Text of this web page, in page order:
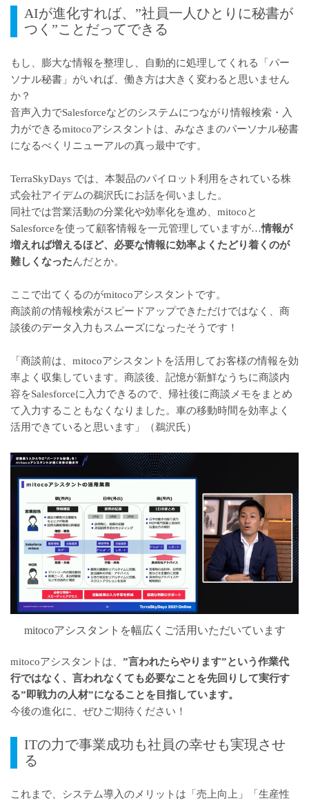
AIが進化すれば、”社員一人ひとりに秘書が
つく”ことだってできる
もし、膨大な情報を整理し、自動的に処理してくれる「パー
ソナル秘書」がいれば、働き方は大きく変わると思いません
か？
音声入力でSalesforceなどのシステムにつながり情報検索・入
力ができるmitocoアシスタント は、みなさまのパーソナル秘書
になるべくリニューアルの真っ最中です。
TerraSkyDays では、本製品のパイロット利用をされている株
式会社アイデムの鵜沢氏にお話を伺いました。
同社では営業活動の分業化や効率化を進め、mitocoと
Salesforceを使って顧客情報を一元管理していますが…情報が
増えれば増えるほど、必要な情報に効率よくたどり着くのが
難しくなったんだとか。
ここで出てくるのがmitocoアシスタントです。
商談前の情報検索がスピードアップできただけではなく、商
談後のデータ入力もスムーズになったそうです！
「商談前は、mitocoアシスタントを活用してお客様の情報を効
率よく収集しています。商談後、記憶が新鮮なうちに商談内
容をSalesforceに入力できるので、帰社後に商談メモをまとめ
て入力することもなくなりました。車の移動時間を効率よく
活用できていると思います」（鵜沢氏）
mitocoアシスタントを幅広くご活用いただいています
mitocoアシスタントは、 ”言われたらやります”という作業代
行ではなく、言われなくても必要なことを先回りして実行す
る”即戦力の人材”になることを目指しています。
今後の進化に、ぜひご期待ください！
ITの力で事業成功も社員の幸せも実現させ
る
これまで、システム導入のメリットは「売上向上」「生産性